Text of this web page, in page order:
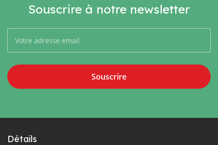
Souscrire à notre newsletter
Souscrire
Détails